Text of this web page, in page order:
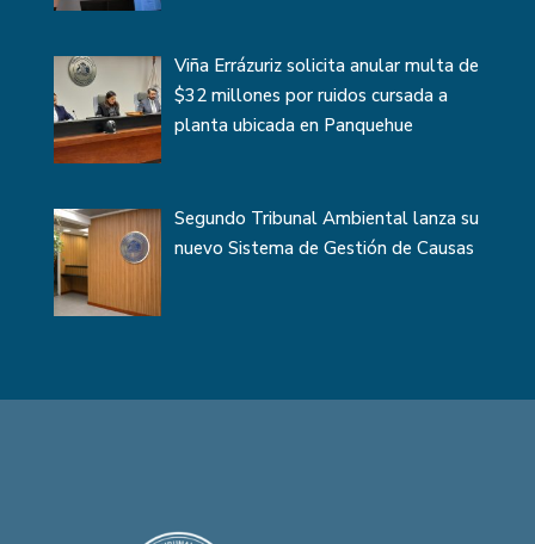
Viña Errázuriz solicita anular multa de
$32 millones por ruidos cursada a
planta ubicada en Panquehue
Segundo Tribunal Ambiental lanza su
nuevo Sistema de Gestión de Causas